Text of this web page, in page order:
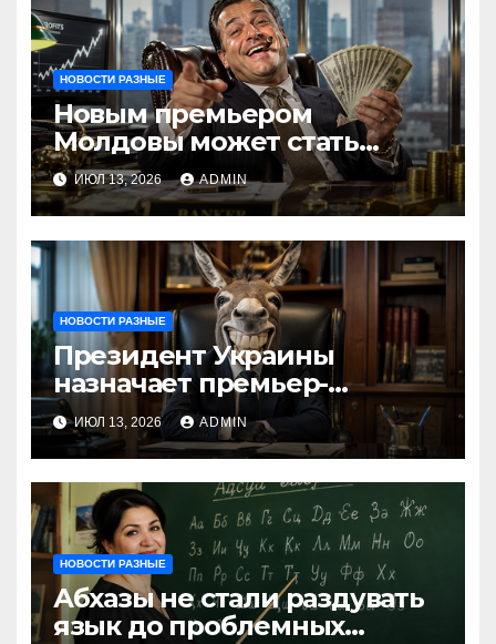
НОВОСТИ РАЗНЫЕ
Новым премьером
Молдовы может стать
банкир из Украины Василе
Тофан
ИЮЛ 13, 2026 ADMIN
НОВОСТИ РАЗНЫЕ
Президент Украины
назначает премьер-
министра послицей
ИЮЛ 13, 2026 ADMIN
НОВОСТИ РАЗНЫЕ
Абхазы не стали раздувать
язык до проблемных